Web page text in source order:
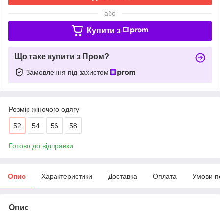
або
Купити з
Що таке купити з Пром?
Замовлення під захистом
Розмір жіночого одягу
52 54 56 58
Готово до відправки
Опис Характеристики Доставка Оплата Умови
Опис